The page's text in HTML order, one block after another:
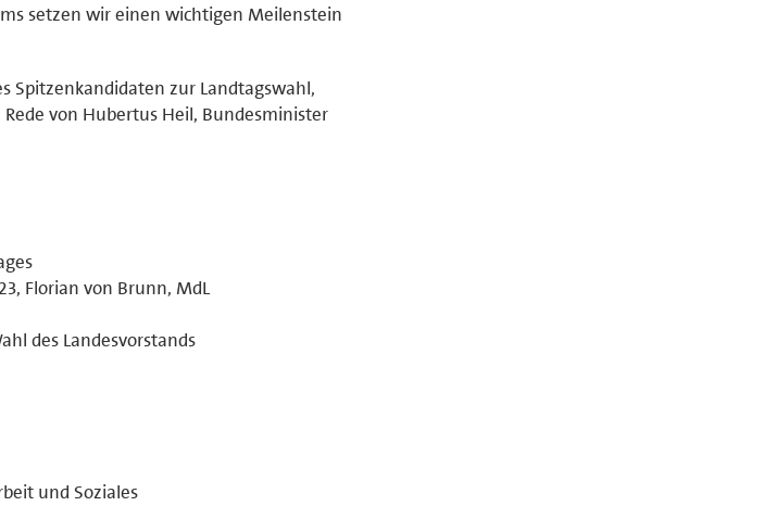
setzen wir einen wichtigen Meilenstein
Spitzenkandidaten zur Landtagswahl,
von Hubertus Heil, Bundesminister
Florian von Brunn, MdL
des Landesvorstands
und Soziales